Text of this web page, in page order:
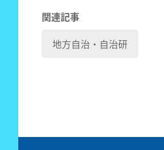
関連記事
地方自治・自治研